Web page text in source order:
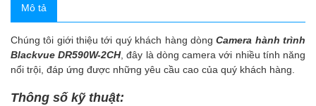
Mô tả
Chúng tôi giới thiệu tới quý khách hàng dòngCamera hành trình
Blackvue DR590W-2CH, đây là dòng camera với nhiều tính năng
nổi trội, đáp ứng được những yêu cầu cao của quý khách hàng.
Thông số kỹ thuật: